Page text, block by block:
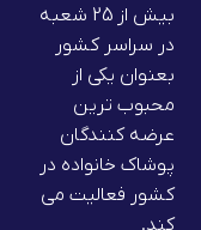
بیش از 25 شعبه
در سراسر کشور
بعنوان یکی از
محبوب ترین
عرضه کنندگان
پوشاک خانواده در
کشور فعالیت می